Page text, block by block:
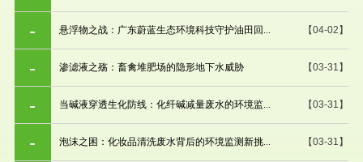
【04-02】
悬浮物之战：广东蔚蓝生态环境科技守护油田回...
【03-31】
渗滤液之殇：畜禽堆肥场的隐形地下水威胁
【03-31】
当碱液穿透生化防线：化纤碱减量废水的环境监...
【03-31】
泡沫之困：化妆品清洗废水背后的环境监测新挑...